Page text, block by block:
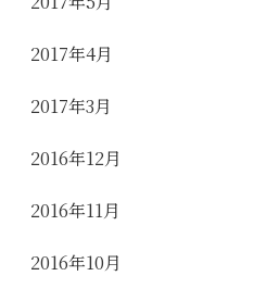
2017年4月
2017年3月
2016年12月
2016年11月
2016年10月